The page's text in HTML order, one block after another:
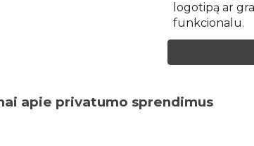
logotipą ar
funkcionalu.
apie privatumo sprendimus